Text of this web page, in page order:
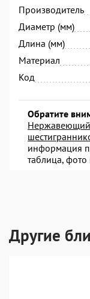
Производитель
Диаметр (мм)
Длина (мм)
Материал
Код
Обратите
Нержавеющий
информация
таблица,
Другие